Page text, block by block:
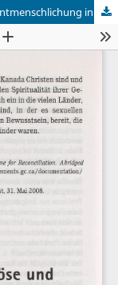
Der Kampf gegen das Böse und gegen die Entmenschlichung in Europa